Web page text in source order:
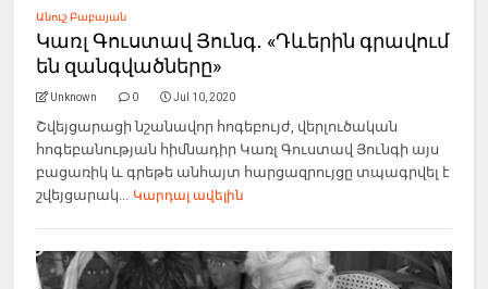
Անուշ Բաբայան
Կառլ Գուստավ Յունգ․ «Դևերին գրավում
են զանգվածները»
Unknown 0 Jul 10, 2020
Շվեյցարացի նշանավոր հոգեբույժ, վերլուծական
հոգեբանության հիմնադիր Կառլ Գուստավ Յունգի այս
բացառիկ և գրեթե անհայտ հարցազրույցը տպագրվել է
շվեյցարակ... Կարդալ ավելին